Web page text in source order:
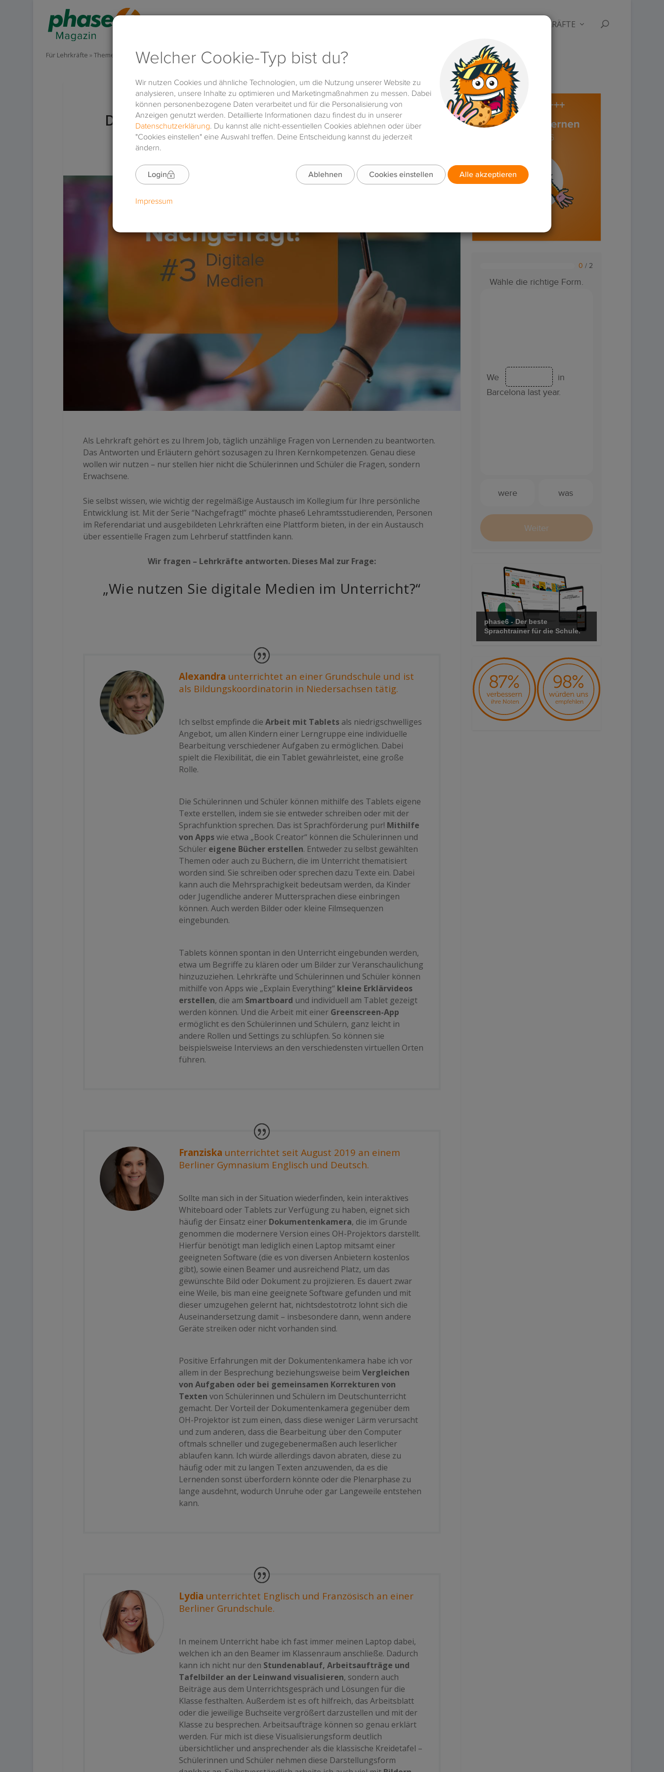
FÜR LEHRKRÄFTE
Für Lehrkräfte » Themen Methodik & Didaktik»Digitale Medien im Unterricht – Nachgefragt!
Digitale Medien im Unterricht – Nachgefragt!
01.10.2019|Methodik & Didaktik
Als Lehrkraft gehört es zu Ihrem Job, täglich unzählige Fragen von Lernenden zu beantworten.
Das Antworten und Erläutern gehört sozusagen zu Ihren Kernkompetenzen. Genau diese
wollen wir nutzen – nur stellen hier nicht die Schülerinnen und Schüler die Fragen, sondern
Erwachsene.
Sie selbst wissen, wie wichtig der regelmäßige Austausch im Kollegium für Ihre persönliche
Entwicklung ist. Mit der Serie “Nachgefragt!” möchte phase6 Lehramtsstudierenden, Personen
im Referendariat und ausgebildeten Lehrkräften eine Plattform bieten, in der ein Austausch
über essentielle Fragen zum Lehrberuf stattfinden kann.
Wir fragen – Lehrkräfte antworten. Dieses Mal zur Frage:
„Wie nutzen Sie digitale Medien im Unterricht?“
Alexandra unterrichtet an einer Grundschule und ist
als Bildungskoordinatorin in Niedersachsen tätig.
Ich selbst empfinde die Arbeit mit Tabletsals niedrigschwelliges
Angebot, um allen Kindern einer Lerngruppe eine individuelle
Bearbeitung verschiedener Aufgaben zu ermöglichen. Dabei
spielt die Flexibilität, die ein Tablet gewährleistet, eine große
Rolle.
Die Schülerinnen und Schüler können mithilfe des Tablets eigene
Texte erstellen, indem sie sie entweder schreiben oder mit der
Sprachfunktion sprechen. Das ist Sprachförderung pur! Mithilfe
von Appswie etwa „Book Creator“ können die Schülerinnen und
Schülereigene Bücher erstellen. Entweder zu selbst gewählten
Themen oder auch zu Büchern, die im Unterricht thematisiert
worden sind. Sie schreiben oder sprechen dazu Texte ein. Dabei
kann auch die Mehrsprachigkeit bedeutsam werden, da Kinder
oder Jugendliche anderer Muttersprachen diese einbringen
können. Auch werden Bilder oder kleine Filmsequenzen
eingebunden.
Tablets können spontan in den Unterricht eingebunden werden,
etwa um Begriffe zu klären oder um Bilder zur Veranschaulichung
hinzuzuziehen. Lehrkräfte und Schülerinnen und Schüler können
mithilfe von Apps wie „Explain Everything“ kleine Erklärvideos
erstellen, die am Smartboard und individuell am Tablet gezeigt
werden können. Und die Arbeit mit einer Greenscreen-App
ermöglicht es den Schülerinnen und Schülern, ganz leicht in
andere Rollen und Settings zu schlüpfen. So können sie
beispielsweise Interviews an den verschiedensten virtuellen Orten
führen.
Franziska unterrichtet seit August 2019 an einem
Berliner Gymnasium Englisch und Deutsch.
Sollte man sich in der Situation wiederfinden, kein interaktives
Whiteboard oder Tablets zur Verfügung zu haben, eignet sich
häufig der Einsatz einer Dokumentenkamera, die im Grunde
genommen die modernere Version eines OH-Projektors darstellt.
Hierfür benötigt man lediglich einen Laptop mitsamt einer
geeigneten Software (die es von diversen Anbietern kostenlos
gibt), sowie einen Beamer und ausreichend Platz, um das
gewünschte Bild oder Dokument zu projizieren. Es dauert zwar
eine Weile, bis man eine geeignete Software gefunden und mit
dieser umzugehen gelernt hat, nichtsdestotrotz lohnt sich die
Auseinandersetzung damit – insbesondere dann, wenn andere
Geräte streiken oder nicht vorhanden sind.
Positive Erfahrungen mit der Dokumentenkamera habe ich vor
allem in der Besprechung beziehungsweise beim Vergleichen
von Aufgaben oder bei gemeinsamen Korrekturen von
Texten von Schülerinnen und Schülern im Deutschunterricht
gemacht. Der Vorteil der Dokumentenkamera gegenüber dem
OH-Projektor ist zum einen, dass diese weniger Lärm verursacht
und zum anderen, dass die Bearbeitung über den Computer
oftmals schneller und zugegebenermaßen auch leserlicher
ablaufen kann. Ich würde allerdings davon abraten, diese zu
häufig oder mit zu langen Texten anzuwenden, da es die
Lernenden sonst überfordern könnte oder die Plenarphase zu
lange ausdehnt, wodurch Unruhe oder gar Langeweile entstehen
kann.
Lydia unterrichtet Englisch und Französisch an einer
Berliner Grundschule.
In meinem Unterricht habe ich fast immer meinen Laptop dabei,
welchen ich an den Beamer im Klassenraum anschließe. Dadurch
kann ich nicht nur den Stundenablauf, Arbeitsaufträge und
Tafelbilder an der Leinwand visualisieren, sondern auch
Beiträge aus dem Unterrichtsgespräch und Lösungen für die
Klasse festhalten. Außerdem ist es oft hilfreich, das Arbeitsblatt
oder die jeweilige Buchseite vergrößert darzustellen und mit der
Klasse zu besprechen. Arbeitsaufträge können so genau erklärt
werden. Für mich ist diese Visualisierungsform deutlich
übersichtlicher und ansprechender als die klassische Kreidetafel –
Schülerinnen und Schüler nehmen diese Darstellungsform
phase6 - Der beste
Sprachtrainer für die Schule.